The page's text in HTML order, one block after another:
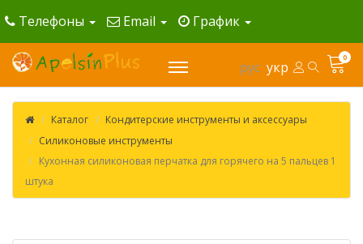
Телефоны Email График
рус укр
0
Каталог
Кондитерские инструменты и аксессуары
Силиконовые инструменты
Кухонная силиконовая перчатка для горячего на 5 пальцев 1
штука